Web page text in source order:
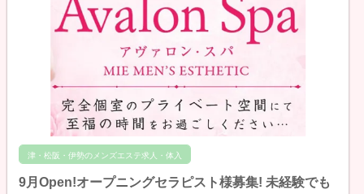
津・松阪・伊勢のメンズエステ求人・体入
9月Open!オープニングセラピスト様募集! 未経験でも